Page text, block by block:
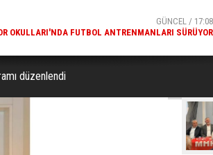
GÜNCEL / 17:08
OKULLARI'NDA FUTBOL ANTRENMANLARI SÜRÜYOR
düzenlendi